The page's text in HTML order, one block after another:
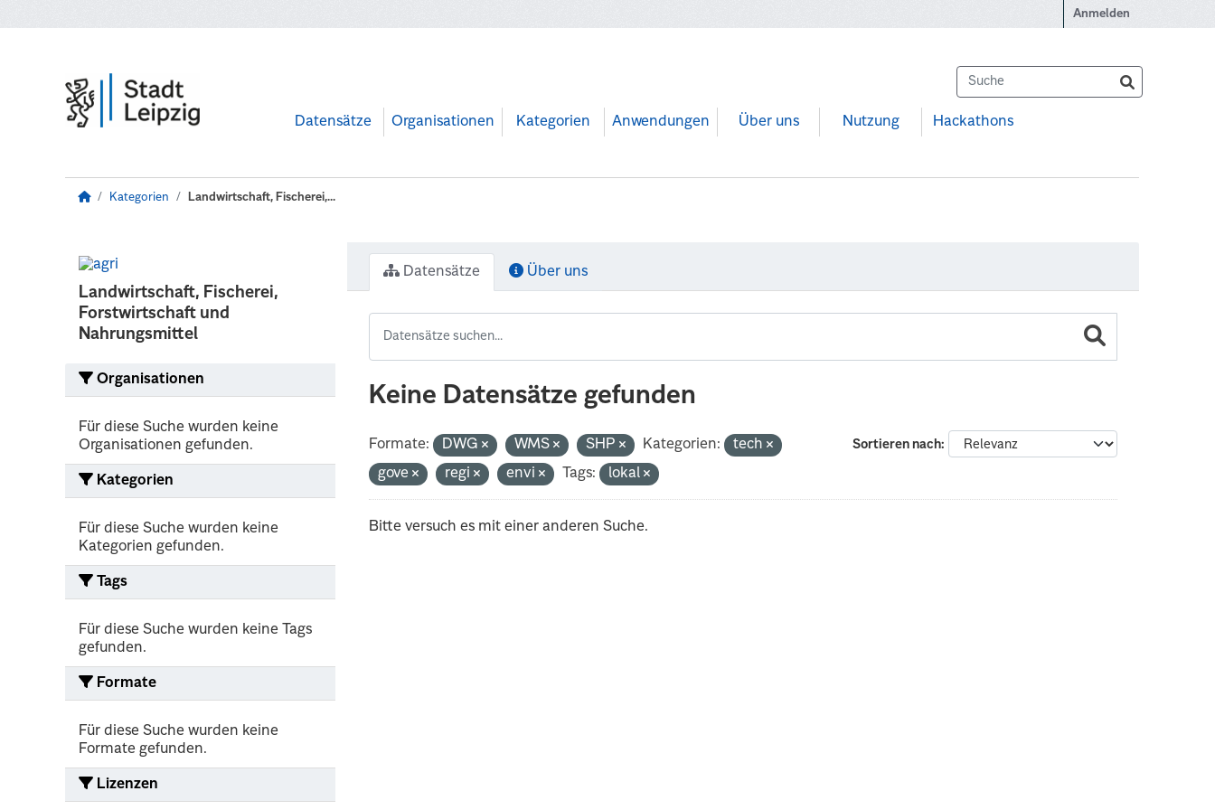
Anmelden
Datensätze Organisationen Kategorien Anwendungen Über uns Nutzung Hackathons
Kategorien Landwirtschaft, Fischerei,...
Landwirtschaft, Fischerei,
Forstwirtschaft und
Nahrungsmittel
Organisationen
Für diese Suche wurden keine
Organisationen gefunden.
Kategorien
Für diese Suche wurden keine
Kategorien gefunden.
Tags
Für diese Suche wurden keine Tags
gefunden.
Formate
Für diese Suche wurden keine
Formate gefunden.
Lizenzen
Datensätze Über uns
Keine Datensätze gefunden
Sortieren nach
Formate: DWG WMS SHP Kategorien:
tech
gove
regi envi Tags: lokal
Bitte versuch es mit einer anderen Suche.